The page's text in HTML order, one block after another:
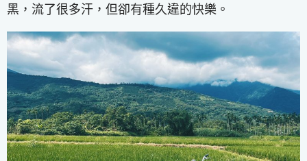
黑，流了很多汗，但卻有種久違的快樂。